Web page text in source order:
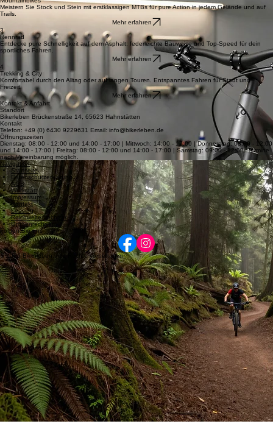
und Beginner.
Mountainbikes
Meistern Sie Stock und Stein mit erstklassigen MTBs für pure Action in jedem Gelände und auf
Trails.
Rennrad
Entdecke pure Schnelligkeit auf dem Asphalt: federleichte Bauweise und Top-Speed für dein
sportliches Fahren.
Mehr erfahren
4
Trekking & City
Komfortabel durch den Alltag oder auf langen Touren. Entspanntes Fahren für Stadt und
Freizeit.
Kontakt & Anfahrt
Standort
Bikerleben Brückenstraße 14, 65623 Hahnstätten
Kontakt
Telefon: +49 (0) 6430 9229631 Email: info@bikerleben.de
Öffnungszeiten
Dienstag: 08:00 - 12:00 und 14:00 - 17:00 | Mittwoch: 14:00 - 17:00 | Donnerstag: 08:00 - 12:00
und 14:00 - 17:00 | Freitag: 08:00 - 12:00 und 14:00 - 17:00 | Samstag: 09:00 - 12:00. Termine
nach Vereinbarung möglich.
Navigation
Startseite
Datenschutzerklärung
AGB
Werkstatt
Impressum
Kontakt
Leasing
Reichweitenrechner
Größenrechner
Folgen Sie uns
© 2026 Bikerleben. Alle Rechte vorbehalten.